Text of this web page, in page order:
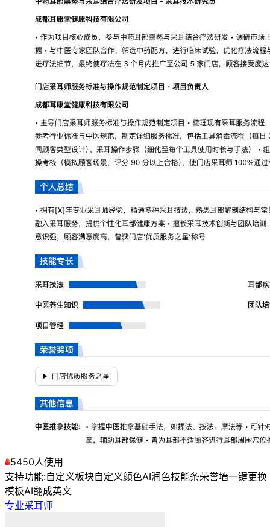
5450人使用
支持功能:自定义板块自定义颜色AI润色技能条荣誉墙一键更换
模板AI翻成英文
专业采耳师